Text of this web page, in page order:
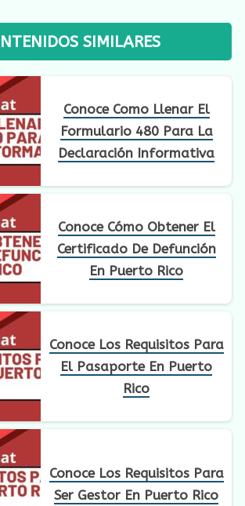
SIMILARES
Conoce Como Llenar El
Formulario 480 Para La
Declaración Informativa
Conoce Cómo Obtener El
Certificado De Defunción
En Puerto Rico
Conoce Los Requisitos Para
El Pasaporte En Puerto
Rico
Conoce Los Requisitos Para
Ser Gestor En Puerto Rico